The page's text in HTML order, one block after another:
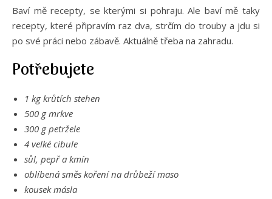
Baví mě recepty, se kterými si pohraju. Ale baví mě taky
recepty, které připravím raz dva, strčím do trouby a jdu si
po své práci nebo zábavě. Aktuálně třeba na zahradu.
Potřebujete
1 kg krůtích stehen
500 g mrkve
300 g petržele
4 velké cibule
sůl, pepř a kmín
oblíbená směs koření na drůbeží maso
kousek másla